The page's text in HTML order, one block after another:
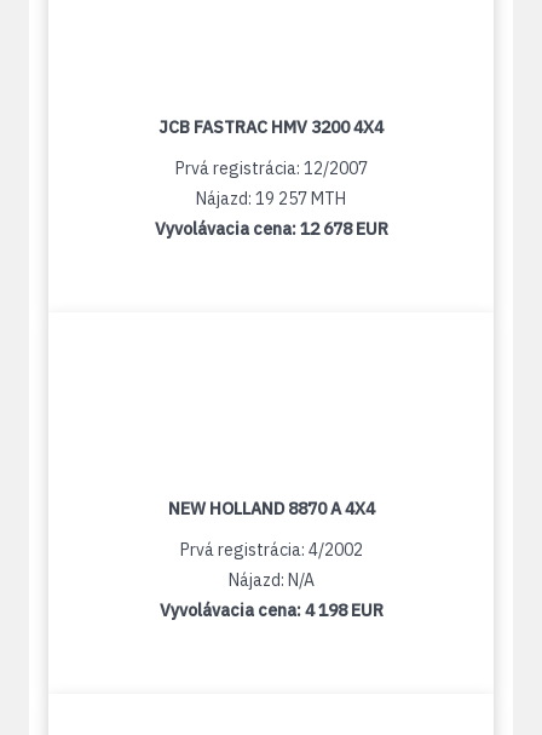
JCB FASTRAC HMV 3200 4X4
Prvá registrácia: 12/2007
Nájazd: 19 257 MTH
Vyvolávacia cena:12 678 EUR
NEW HOLLAND 8870 A 4X4
Prvá registrácia: 4/2002
Nájazd: N/A
Vyvolávacia cena:4 198 EUR